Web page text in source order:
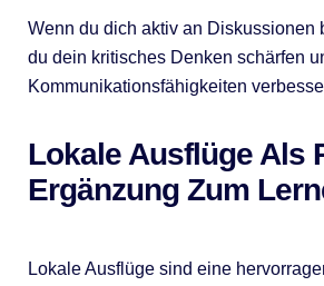
Wenn du dich aktiv an Diskussionen
du dein kritisches Denken schärfen
Kommunikationsfähigkeiten
Lokale Ausflüge Als
Ergänzung Zum
Lokale Ausflüge sind eine